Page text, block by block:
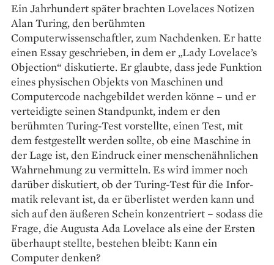
Ein Jahrhundert später brachten Lovelaces Notizen
Alan Turing, den berühmten
Computerwissenschaftler, zum Nachdenken. Er hatte
einen Essay geschrieben, in dem er „Lady Lovelace’s
Objection“ diskutierte. Er glaubte, dass jede Funktion
eines physischen Objekts von Maschinen und
Computercode nachgebildet werden könne – und er
verteidigte seinen Standpunkt, indem er den
berühmten Turing-Test vorstellte, einen Test, mit
dem festgestellt werden sollte, ob eine Maschine in
der Lage ist, den Eindruck einer menschenähnlichen
Wahrnehmung zu vermitteln. Es wird immer noch
darüber diskutiert, ob der Turing-Test für die Infor­
matik relevant ist, da er überlistet werden kann und
sich auf den äußeren Schein konzentriert – ­sodass die
Frage, die Augusta Ada Lovelace als eine der Ersten
überhaupt stellte, ­bestehen bleibt: Kann ein
Computer denken?